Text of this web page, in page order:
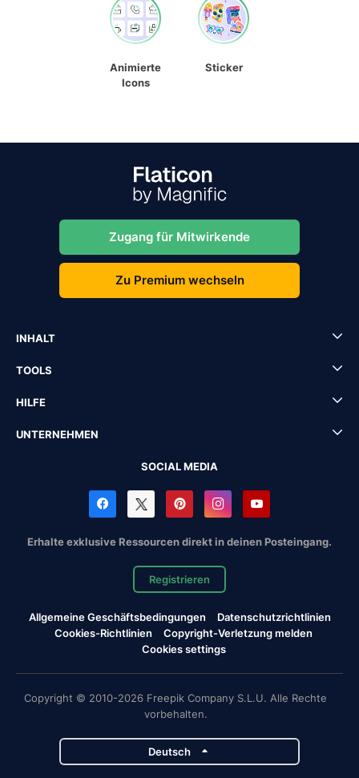
Animierte
Icons
Sticker
Zugang für Mitwirkende
Zu Premium wechseln
INHALT
TOOLS
HILFE
UNTERNEHMEN
SOCIAL MEDIA
Erhalte exklusive Ressourcen direkt in deinen Posteingang.
Registrieren
Allgemeine Geschäftsbedingungen
Datenschutzrichtlinien
Cookies-Richtlinien
Copyright-Verletzung melden
Cookies settings
Copyright © 2010-2026 Freepik Company S.L.U. Alle Rechte
vorbehalten.
Deutsch